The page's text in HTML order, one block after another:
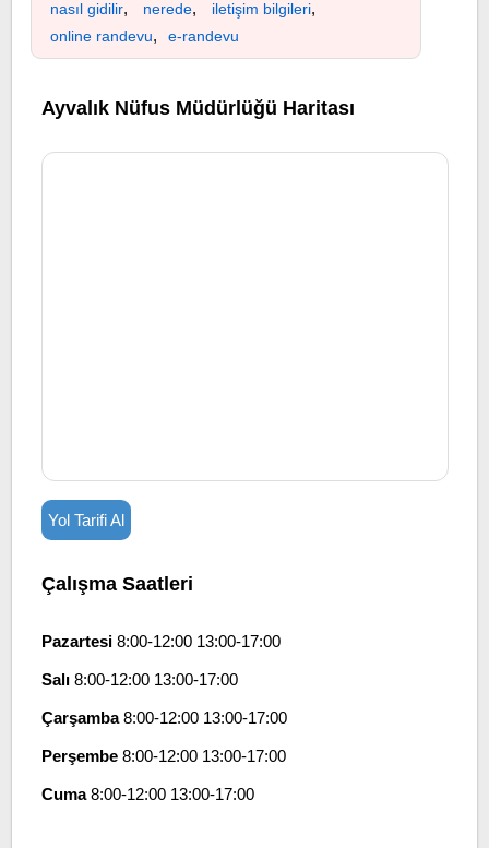
nasıl gidilir, nerede, iletişim bilgileri,
online randevu, e-randevu
Ayvalık Nüfus Müdürlüğü Haritası
Yol Tarifi Al
Çalışma Saatleri
Pazartesi8:00-12:00 13:00-17:00
Salı8:00-12:00 13:00-17:00
Çarşamba8:00-12:00 13:00-17:00
Perşembe8:00-12:00 13:00-17:00
Cuma8:00-12:00 13:00-17:00